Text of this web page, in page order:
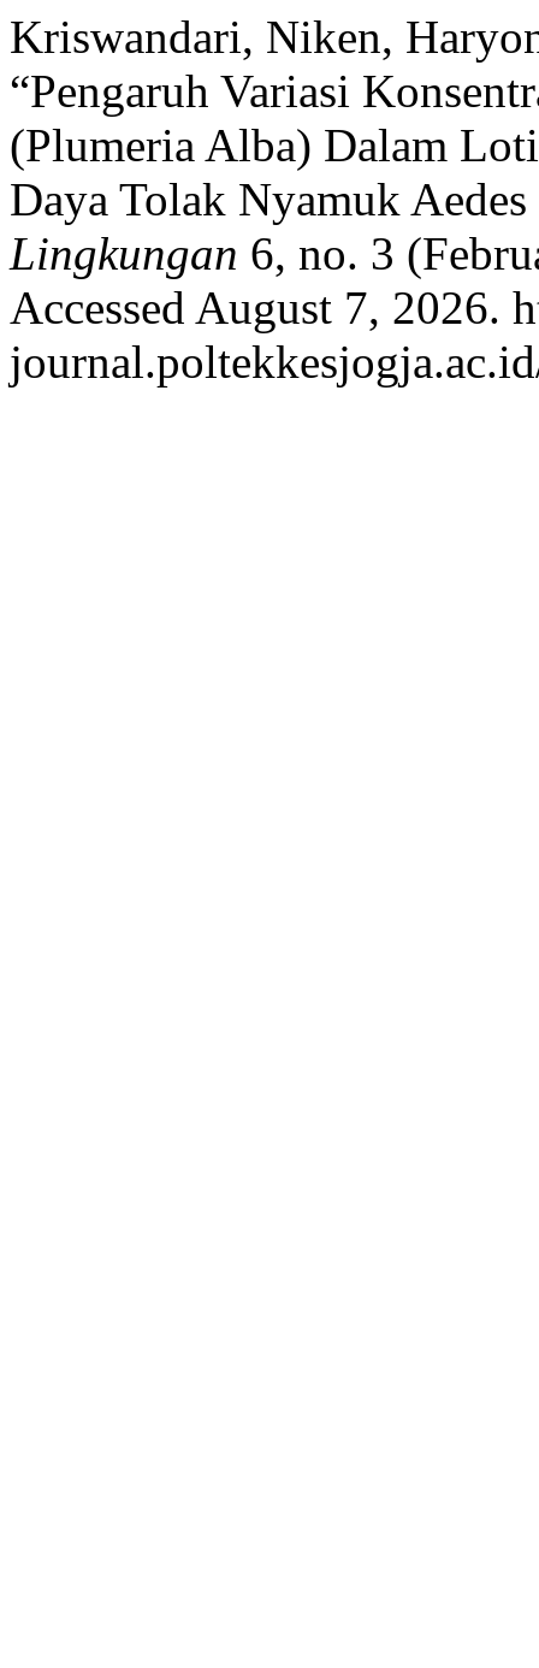
Kriswandari, Niken,
“Pengaruh Variasi
(Plumeria Alba) Dalam
Daya Tolak Nyamuk
Lingkungan 6, no. 3
Accessed August 7, 2026.